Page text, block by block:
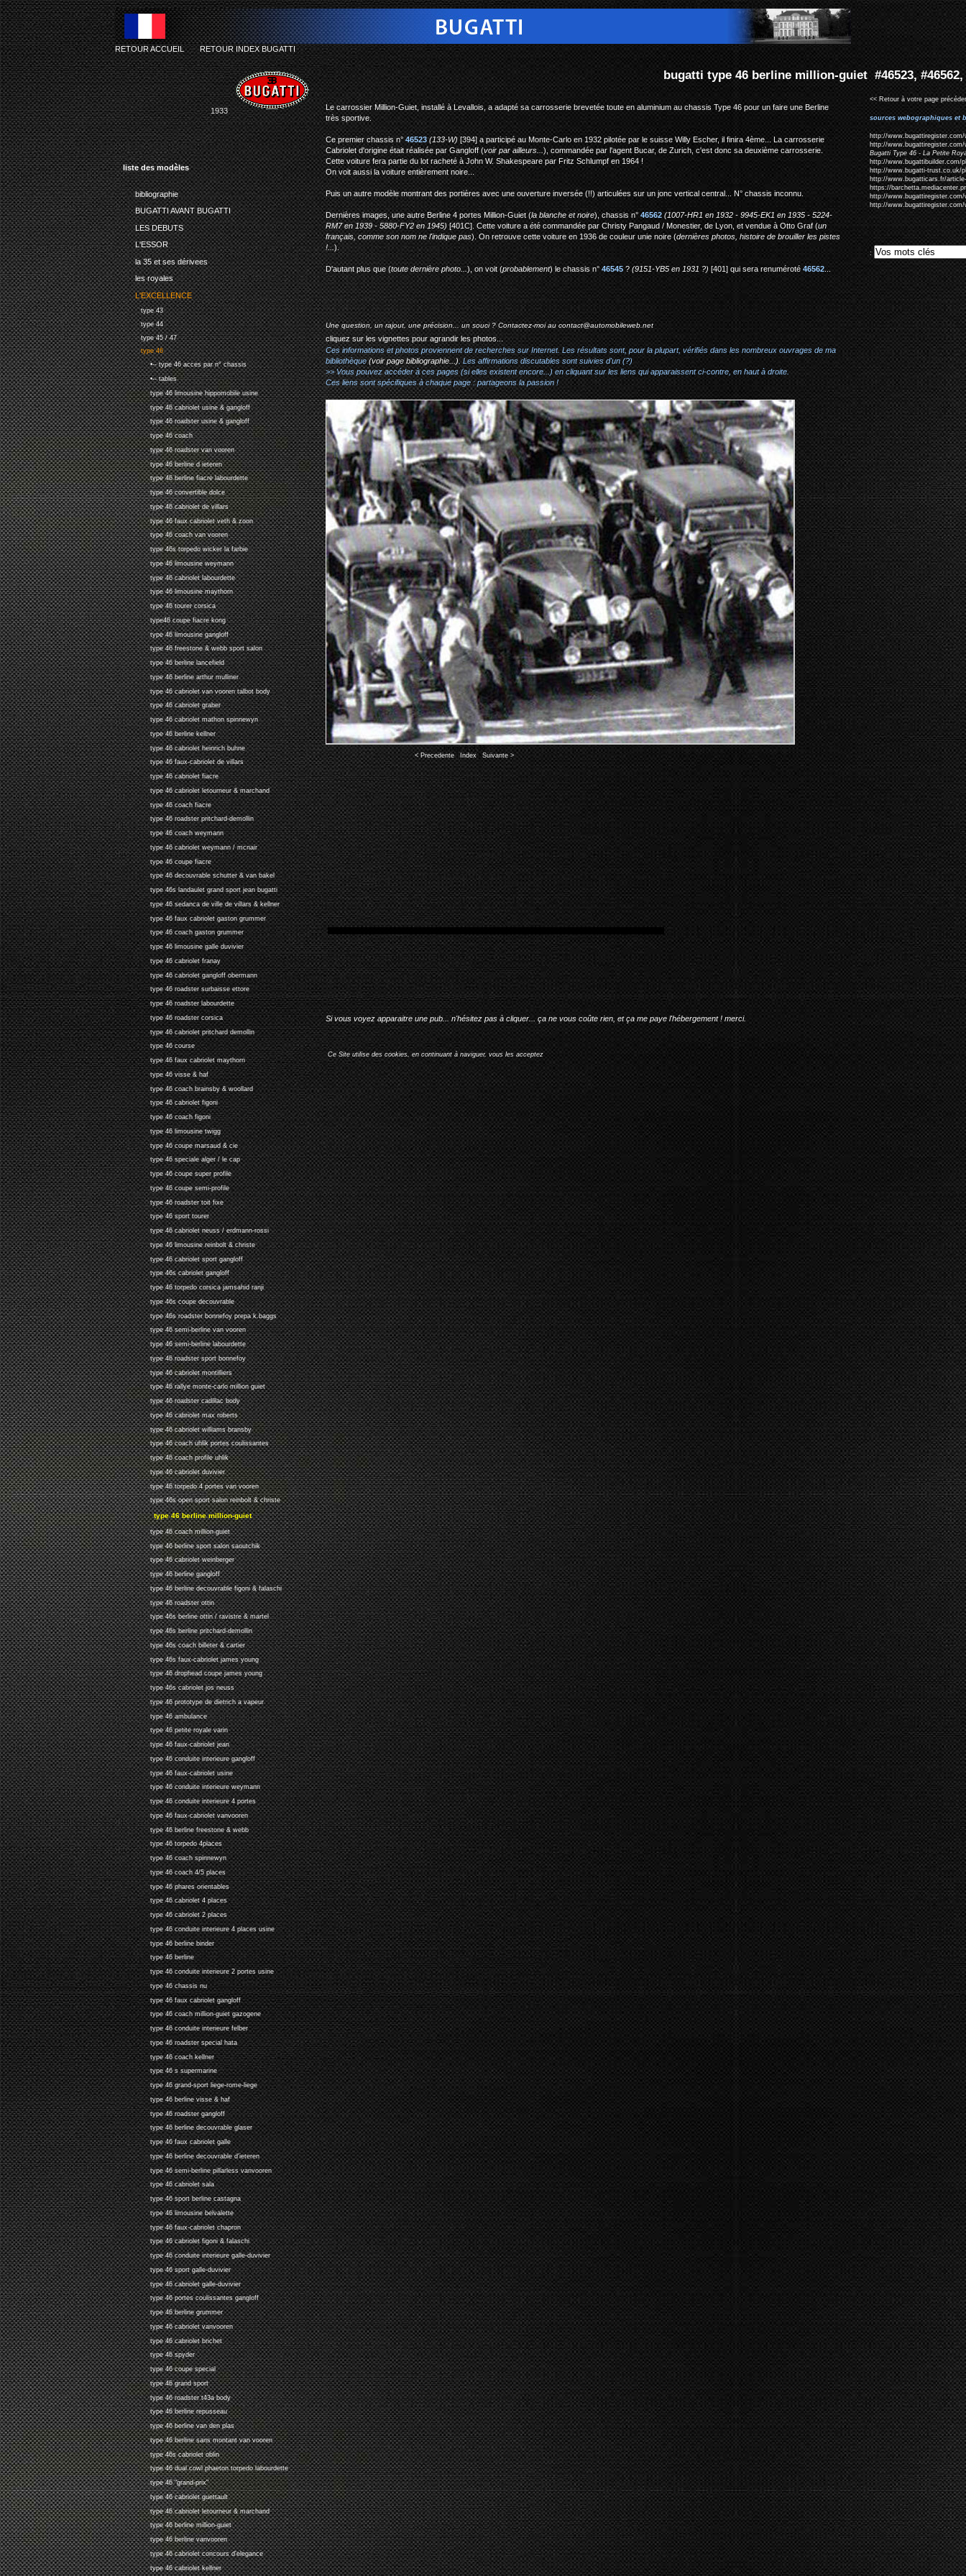
liste des modèles
bibliographie
BUGATTI AVANT BUGATTI
LES DEBUTS
L'ESSOR
la 35 et ses dérivees
les royales
L'EXCELLENCE
type 43
type 44
type 45 / 47
type 46
•-- type 46 acces par n° chassis
•-- tables
type 46 limousine hippomobile usine
type 46 cabriolet usine & gangloff
type 46 roadster usine & gangloff
type 46 coach
type 46 roadster van vooren
type 46 berline d ieteren
type 46 berline fiacre labourdette
type 46 convertible dolce
type 46 cabriolet de villars
type 46 faux cabriolet veth & zoon
type 46 coach van vooren
type 46s torpedo wicker la farbie
type 46 limousine weymann
type 46 cabriolet labourdette
type 46 limousine maythorn
type 46 tourer corsica
type46 coupe fiacre kong
type 46 limousine gangloff
type 46 freestone & webb sport salon
type 46 berline lancefield
type 46 berline arthur mulliner
type 46 cabriolet van vooren talbot body
type 46 cabriolet graber
type 46 cabriolet mathon spinnewyn
type 46 berline kellner
type 46 cabriolet heinrich buhne
type 46 faux-cabriolet de villars
type 46 cabriolet fiacre
type 46 cabriolet letourneur & marchand
type 46 coach fiacre
type 46 roadster pritchard-demollin
type 46 coach weymann
type 46 cabriolet weymann / mcnair
type 46 coupe fiacre
type 46 decouvrable schutter & van bakel
type 46s landaulet grand sport jean bugatti
type 46 sedanca de ville de villars & kellner
type 46 faux cabriolet gaston grummer
type 46 coach gaston grummer
type 46 limousine galle duvivier
type 46 cabriolet franay
type 46 cabriolet gangloff obermann
type 46 roadster surbaisse ettore
type 46 roadster labourdette
type 46 roadster corsica
type 46 cabriolet pritchard demollin
type 46 course
type 46 faux cabriolet maythorn
type 46 visse & haf
type 46 coach brainsby & woollard
type 46 cabriolet figoni
type 46 coach figoni
type 46 limousine twigg
type 46 coupe marsaud & cie
type 46 speciale alger / le cap
type 46 coupe super profile
type 46 coupe semi-profile
type 46 roadster toit fixe
type 46 sport tourer
type 46 cabriolet neuss / erdmann-rossi
type 46 limousine reinbolt & christe
type 46 cabriolet sport gangloff
type 46s cabriolet gangloff
type 46 torpedo corsica jamsahid ranji
type 46s coupe decouvrable
type 46s roadster bonnefoy prepa k.baggs
type 46 semi-berline van vooren
type 46 semi-berline labourdette
type 46 roadster sport bonnefoy
type 46 cabriolet montilliers
type 46 rallye monte-carlo million guiet
type 46 roadster cadillac body
type 46 cabriolet max roberts
type 46 cabriolet williams bransby
type 46 coach uhlik portes coulissantes
type 46 coach profile uhlik
type 46 cabriolet duvivier
type 46 torpedo 4 portes van vooren
type 46s open sport salon reinbolt & christe
type 46 berline million-guiet
type 46 coach million-guiet
type 46 berline sport salon saoutchik
type 46 cabriolet weinberger
type 46 berline gangloff
type 46 berline decouvrable figoni & falaschi
type 46 roadster ottin
type 46s berline ottin / ravistre & martel
type 46s berline pritchard-demollin
type 46s coach billeter & cartier
type 46s faux-cabriolet james young
type 46 drophead coupe james young
type 46s cabriolet jos neuss
type 46 prototype de dietrich a vapeur
type 46 ambulance
type 46 petite royale varin
type 46 faux-cabriolet jean
type 46 conduite interieure gangloff
type 46 faux-cabriolet usine
type 46 conduite interieure weymann
type 46 conduite interieure 4 portes
type 46 faux-cabriolet vanvooren
type 46 berline freestone & webb
type 46 torpedo 4places
type 46 coach spinnewyn
type 46 coach 4/5 places
type 46 phares orientables
type 46 cabriolet 4 places
type 46 cabriolet 2 places
type 46 conduite interieure 4 places usine
type 46 berline binder
type 46 berline
type 46 conduite interieure 2 portes usine
type 46 chassis nu
type 46 faux cabriolet gangloff
type 46 coach million-guiet gazogene
type 46 conduite interieure felber
type 46 roadster special hata
type 46 coach kellner
type 46 s supermarine
type 46 grand-sport liege-rome-liege
type 46 berline visse & haf
type 46 roadster gangloff
type 46 berline decouvrable glaser
type 46 faux cabriolet galle
type 46 berline decouvrable d'ieteren
type 46 semi-berline pillarless vanvooren
type 46 cabriolet sala
type 46 sport berline castagna
type 46 limousine belvalette
type 46 faux-cabriolet chapron
type 46 cabriolet figoni & falaschi
type 46 conduite interieure galle-duvivier
type 46 sport galle-duvivier
type 46 cabriolet galle-duvivier
type 46 portes coulissantes gangloff
type 46 berline grummer
type 46 cabriolet vanvooren
type 46 cabriolet brichet
type 46 spyder
type 46 coupe special
type 46 grand sport
type 46 roadster t43a body
type 46 berline repusseau
type 46 berline van den plas
type 46 berline sans montant van vooren
type 46s cabriolet oblin
type 46 dual cowl phaeton torpedo labourdette
type 46 "grand-prix"
type 46 cabriolet guettault
type 46 cabriolet letourneur & marchand
type 46 berline million-guiet
type 46 berline vanvooren
type 46 cabriolet concours d'elegance
type 46 cabriolet kellner
bugatti type 46 berline million-guiet #46523, #46562, #46545 ?
RETOUR ACCUEIL-RETOUR INDEX BUGATTI
1933
Le carrossier Million-Guiet, installé à Levallois, a adapté sa carrosserie brevetée toute en aluminium au chassis Type 46 pour un faire une Berline
très sportive.
Ce premier chassis n°46523(133-W)[394] a participé au Monte-Carlo en 1932 pilotée par le suisse Willy Escher, il finira 4ème... La carrosserie
Cabriolet d'origine était réalisée par Gangloff (voir par ailleurs... ), commandée par l'agent Bucar, de Zurich, c'est donc sa deuxième carrosserie.
Cette voiture fera partie du lot racheté à John W. Shakespeare par Fritz Schlumpf en 1964 !
On voit aussi la voiture entièrement noire...
Puis un autre modèle montrant des portières avec une ouverture inversée (!!) articulées sur un jonc vertical central... N° chassis inconnu.
Dernières images, une autre Berline 4 portes Million-Guiet (la blanche et noire), chassis n°46562(1007-HR1 en 1932 - 9945-EK1 en 1935 - 5224-
RM7 en 1939 - 5880-FY2 en 1945)[401C]. Cette voiture a été commandée par Christy Pangaud / Monestier, de Lyon, et vendue à Otto Graf (un
français, comme son nom ne l'indique pas). On retrouve cette voiture en 1936 de couleur unie noire (dernières photos, histoire de brouiller les pistes
!...).
D'autant plus que (toute dernière photo...), on voit (probablement) le chassis n°46545?(9151-YB5 en 1931 ?) [401] qui sera renuméroté 46562 ...
Une question, un rajout, une précision... un souci ? Contactez-moi aucontact@automobileweb.net
cliquez sur les vignettes pour agrandir les photos...
Ces informations et photos proviennent de recherches sur Internet. Les résultats sont, pour la plupart, vérifiés dans les nombreux ouvrages de ma
bibliothèque(voir page bibliographie...). Les affirmations discutables sont suivies d'un (?)
>> Vous pouvez accéder à ces pages (si elles existent encore...) en cliquant sur les liens qui apparaissent ci-contre, en haut à droite.
Ces liens sont spécifiques à chaque page : partageons la passion !
Image 6 of 33
< Precedente| Index| Suivante >
Si vous voyez apparaitre une pub... n'hésitez pas à cliquer... ça ne vous coûte rien, et ça me paye l'hébergement ! merci.
Ce Site utilise des cookies, en continuant à naviguer, vous les acceptez
<< Retour à votre page
sources webographiques et
http://
http://
Bugatti Type 46 - La Petite
http://www.bugattibuilder.com/
http://www.bugatti-trust.co.uk/
http://www.bugatticars.fr/
https://
http://
http://www.bugattiregister.com/
: